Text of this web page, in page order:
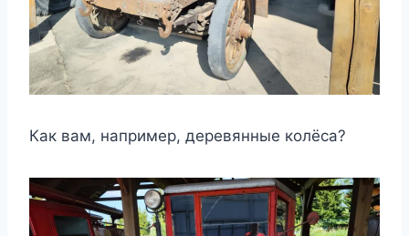
Как вам, например, деревянные колёса?